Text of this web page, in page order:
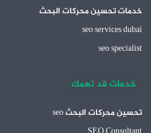
خدمات تحسين محركات البحث
seo services dubai
seo specialist
خدمات قد تهمك
تحسين محركات البحث seo